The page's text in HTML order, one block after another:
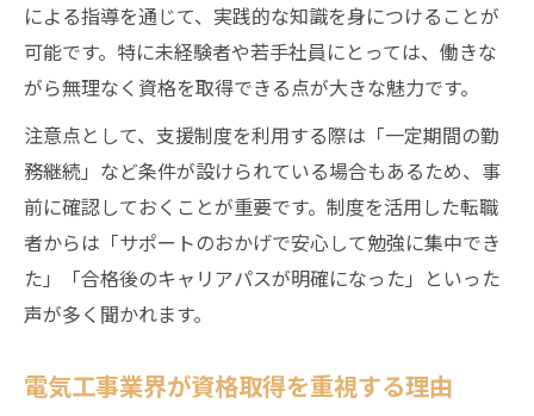
による指導を通じて、実践的な知識を身につけることが
可能です。特に未経験者や若手社員にとっては、働きな
がら無理なく資格を取得できる点が大きな魅力です。
注意点として、支援制度を利用する際は「一定期間の勤
務継続」など条件が設けられている場合もあるため、事
前に確認しておくことが重要です。制度を活用した転職
者からは「サポートのおかげで安心して勉強に集中でき
た」「合格後のキャリアパスが明確になった」といった
声が多く聞かれます。
電気工事業界が資格取得を重視する理由